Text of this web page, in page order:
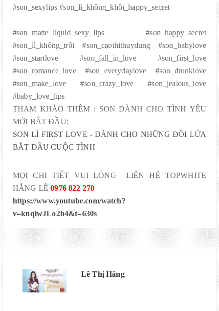
#son_sexylips #son_lì_không_khôi_happy_secret
#son_matte_liquid_sexy_lips #son_happy_secret
#son_lì_không_trôi #son_caothithuydung #son_babylove
#son_startlove #son_fall_in_love #son_first_love
#son_romance_love #son_everydaylove #son_drunklove
#son_make_love #son_crazy_love #son_jealous_love
#baby_love_lips
THAM KHẢO THÊM : SON DÀNH CHO TÌNH YÊU
MỚI BẮT ĐẦU:
SON LÌ FIRST LOVE - DÀNH CHO NHỮNG ĐÔI LỨA
BẮT ĐẦU CUỘC TÌNH
MỌI CHI TIẾT VUI LÒNG LIÊN HỆ TOPWHITE
HẰNG LÊ0976 822 270
https://www.youtube.com/watch?
v=knqlwJLo2h4&t=630s
Lê Thị Hằng